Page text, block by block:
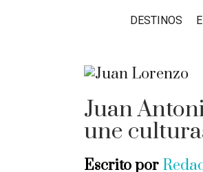
DESTINOS
Juan
une
Escrito por